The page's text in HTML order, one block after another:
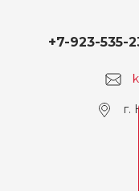
+7-923-535-
г.